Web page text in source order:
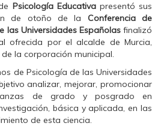
Psicología Educativapresentó sus
de otoño de la Conferencia de
las Universidades Españolasfinalizó
ofrecida por el alcalde de Murcia,
la corporación municipal.
de Psicología de las Universidades
analizar, mejorar, promocionar
de grado y posgrado en
básica y aplicada, en las
de esta ciencia.